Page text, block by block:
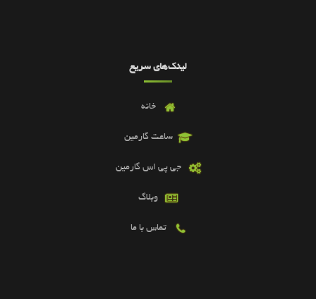
لینک‌های سریع
خانه
ساعت گارمین
جی پی اس گارمین
وبلاگ
تماس با ما